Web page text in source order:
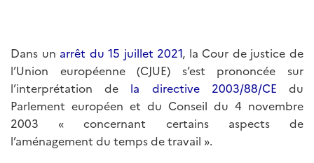
Dans un arrêt du 15 juillet 2021, la Cour de justice de
l’Union européenne (CJUE) s’est prononcée sur
l’interprétation de la directive 2003/88/CE du
Parlement européen et du Conseil du 4 novembre
2003 « concernant certains aspects de
l’aménagement du temps de travail ».